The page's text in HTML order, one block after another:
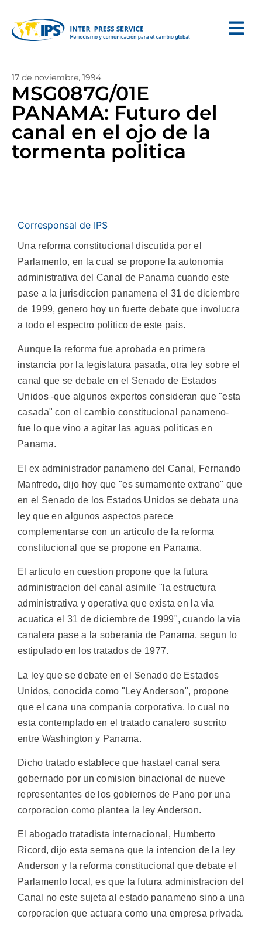
17 de noviembre, 1994
MSG087G/01E
PANAMA: Futuro del
canal en el ojo de la
tormenta politica
Corresponsal de IPS
Una reforma constitucional discutida por el
Parlamento, en la cual se propone la autonomia
administrativa del Canal de Panama cuando este
pase a la jurisdiccion panamena el 31 de diciembre
de 1999, genero hoy un fuerte debate que involucra
a todo el espectro politico de este pais.
Aunque la reforma fue aprobada en primera
instancia por la legislatura pasada, otra ley sobre el
canal que se debate en el Senado de Estados
Unidos -que algunos expertos consideran que "esta
casada" con el cambio constitucional panameno-
fue lo que vino a agitar las aguas politicas en
Panama.
El ex administrador panameno del Canal, Fernando
Manfredo, dijo hoy que "es sumamente extrano" que
en el Senado de los Estados Unidos se debata una
ley que en algunos aspectos parece
complementarse con un articulo de la reforma
constitucional que se propone en Panama.
El articulo en cuestion propone que la futura
administracion del canal asimile "la estructura
administrativa y operativa que exista en la via
acuatica el 31 de diciembre de 1999", cuando la via
canalera pase a la soberania de Panama, segun lo
estipulado en los tratados de 1977.
La ley que se debate en el Senado de Estados
Unidos, conocida como "Ley Anderson", propone
que el cana una compania corporativa, lo cual no
esta contemplado en el tratado canalero suscrito
entre Washington y Panama.
Dicho tratado establece que hastael canal sera
gobernado por un comision binacional de nueve
representantes de los gobiernos de Pano por una
corporacion como plantea la ley Anderson.
El abogado tratadista internacional, Humberto
Ricord, dijo esta semana que la intencion de la ley
Anderson y la reforma constitucional que debate el
Parlamento local, es que la futura administracion del
Canal no este sujeta al estado panameno sino a una
corporacion que actuara como una empresa privada.